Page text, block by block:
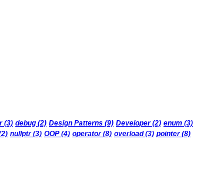
(3) debug (2) Design Patterns (9) Developer(2) enum (3)
nullptr(3) OOP (4) operator(8) overload(3) pointer(8)